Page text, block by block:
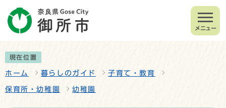
メニュー
現在位置
ホーム 暮らしのガイド 子育て・教育
保育所・幼稚園 幼稚園